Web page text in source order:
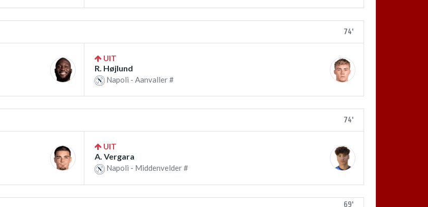
74'
UIT
R. Højlund
Napoli - Aanvaller #
74'
UIT
A. Vergara
Napoli - Middenvelder #
69'